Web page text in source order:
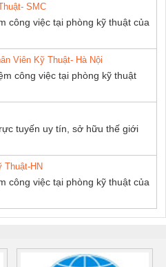
SMC
công việc tại phòng kỹ thuật của
Viên Kỹ Thuật- Hà Nội
công việc tại phòng kỹ thuật
tuyến uy tín, sở hữu thế giới
Thuật-HN
công việc tại phòng kỹ thuật của